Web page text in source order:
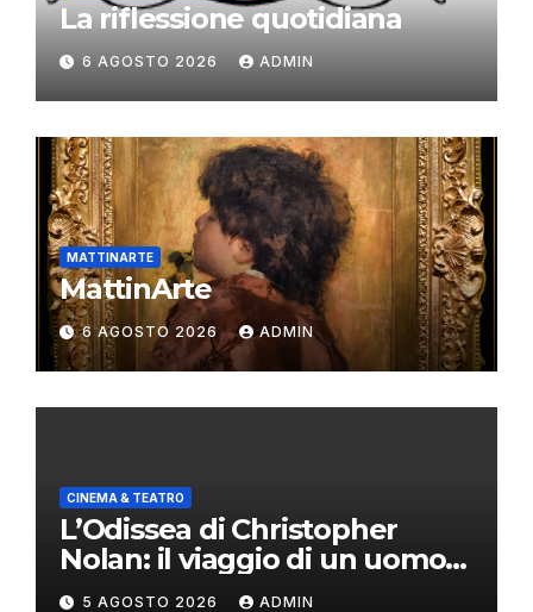
La riflessione quotidiana
6 AGOSTO 2026 ADMIN
MATTINARTE
MattinArte
6 AGOSTO 2026 ADMIN
CINEMA & TEATRO
L’Odissea di Christopher
Nolan: il viaggio di un uomo
oltre il mito
5 AGOSTO 2026 ADMIN